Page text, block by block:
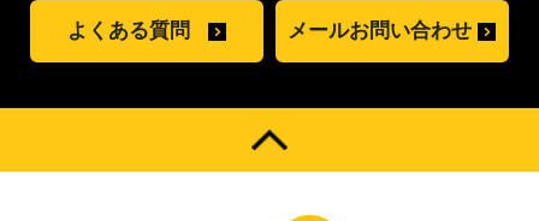
よくある質問 メールお問い合わせ